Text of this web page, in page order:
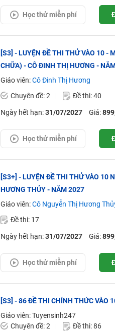
Học thử miễn phí
[S3] - LUYỆN ĐỀ THI THỬ VÀO 10 -
CHỮA) - CÔ ĐINH THỊ HƯƠNG -
Giáo viên:Cô Đinh Thị Hương
Chuyên đề: 2
Đề thi: 40
Ngày hết hạn:31/07/2027 Giá:
Học thử miễn phí
[S3+] - LUYỆN ĐỀ THI THỬ VÀO 10
HƯƠNG THỦY - NĂM 2027
Giáo viên:Cô Nguyễn Thị Hương
Đề thi: 17
Ngày hết hạn:31/07/2027 Giá:
Học thử miễn phí
[S3] - 86 ĐỀ THI CHÍNH THỨC VÀO
Giáo viên: Tuyensinh247
Chuyên đề: 2
Đề thi: 86